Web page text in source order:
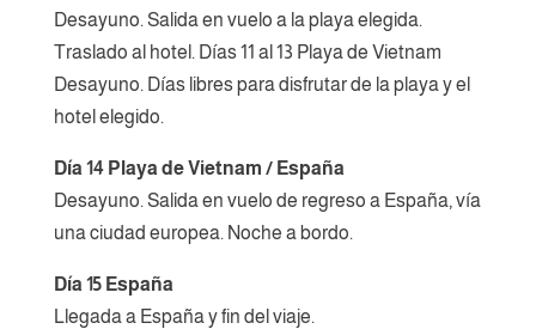
Desayuno. Salida en vuelo a la playa elegida.
Traslado al hotel. Días 11 al 13 Playa de Vietnam
Desayuno. Días libres para disfrutar de la playa y el
hotel elegido.
Día 14 Playa de Vietnam / España
Desayuno. Salida en vuelo de regreso a España, vía
una ciudad europea. Noche a bordo.
Día 15 España
Llegada a España y fin del viaje.